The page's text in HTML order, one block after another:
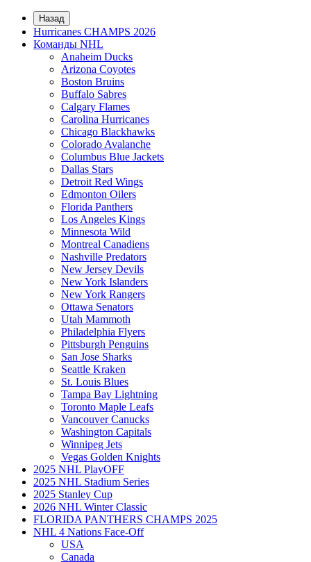
Назад
Hurricanes CHAMPS 2026
Команды NHL
Anaheim Ducks
Arizona Coyotes
Boston Bruins
Buffalo Sabres
Calgary Flames
Carolina Hurricanes
Chicago Blackhawks
Colorado Avalanche
Columbus Blue Jackets
Dallas Stars
Detroit Red Wings
Edmonton Oilers
Florida Panthers
Los Angeles Kings
Minnesota Wild
Montreal Canadiens
Nashville Predators
New Jersey Devils
New York Islanders
New York Rangers
Ottawa Senators
Utah Mammoth
Philadelphia Flyers
Pittsburgh Penguins
San Jose Sharks
Seattle Kraken
St. Louis Blues
Tampa Bay Lightning
Toronto Maple Leafs
Vancouver Canucks
Washington Capitals
Winnipeg Jets
Vegas Golden Knights
2025 NHL PlayOFF
2025 NHL Stadium Series
2025 Stanley Cup
2026 NHL Winter Classic
FLORIDA PANTHERS CHAMPS 2025
NHL 4 Nations Face-Off
USA
Canada